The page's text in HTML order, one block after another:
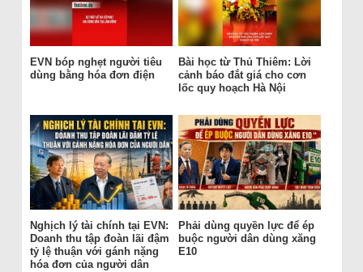
EVN bóp nghẹt người tiêu
dùng bằng hóa đơn điện
Bài học từ Thủ Thiêm: Lời
cảnh báo đắt giá cho cơn
lốc quy hoạch Hà Nội
Nghịch lý tài chính tại EVN:
Doanh thu tập đoàn lãi đậm
tỷ lệ thuận với gánh nặng
hóa đơn của người dân
Phải dùng quyền lực để ép
buộc người dân dùng xăng
E10